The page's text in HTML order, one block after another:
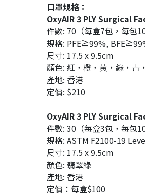
口罩規格：
OxyAIR 3 PLY Surgical
件數: 70（每盒7包，每包10
規格: PFE≧99%,
尺寸: 17.5 x 9.5cm
顏色: 紅，橙，黃，綠，青
產地: 香港
定價: $210
OxyAIR 3 PLY Surgical
件數: 30（每盒3包，每包10
規格: ASTM F2100-19
尺寸: 17.5 x 9.5cm
顏色: 翡翠綠
產地: 香港
定價：每盒$100